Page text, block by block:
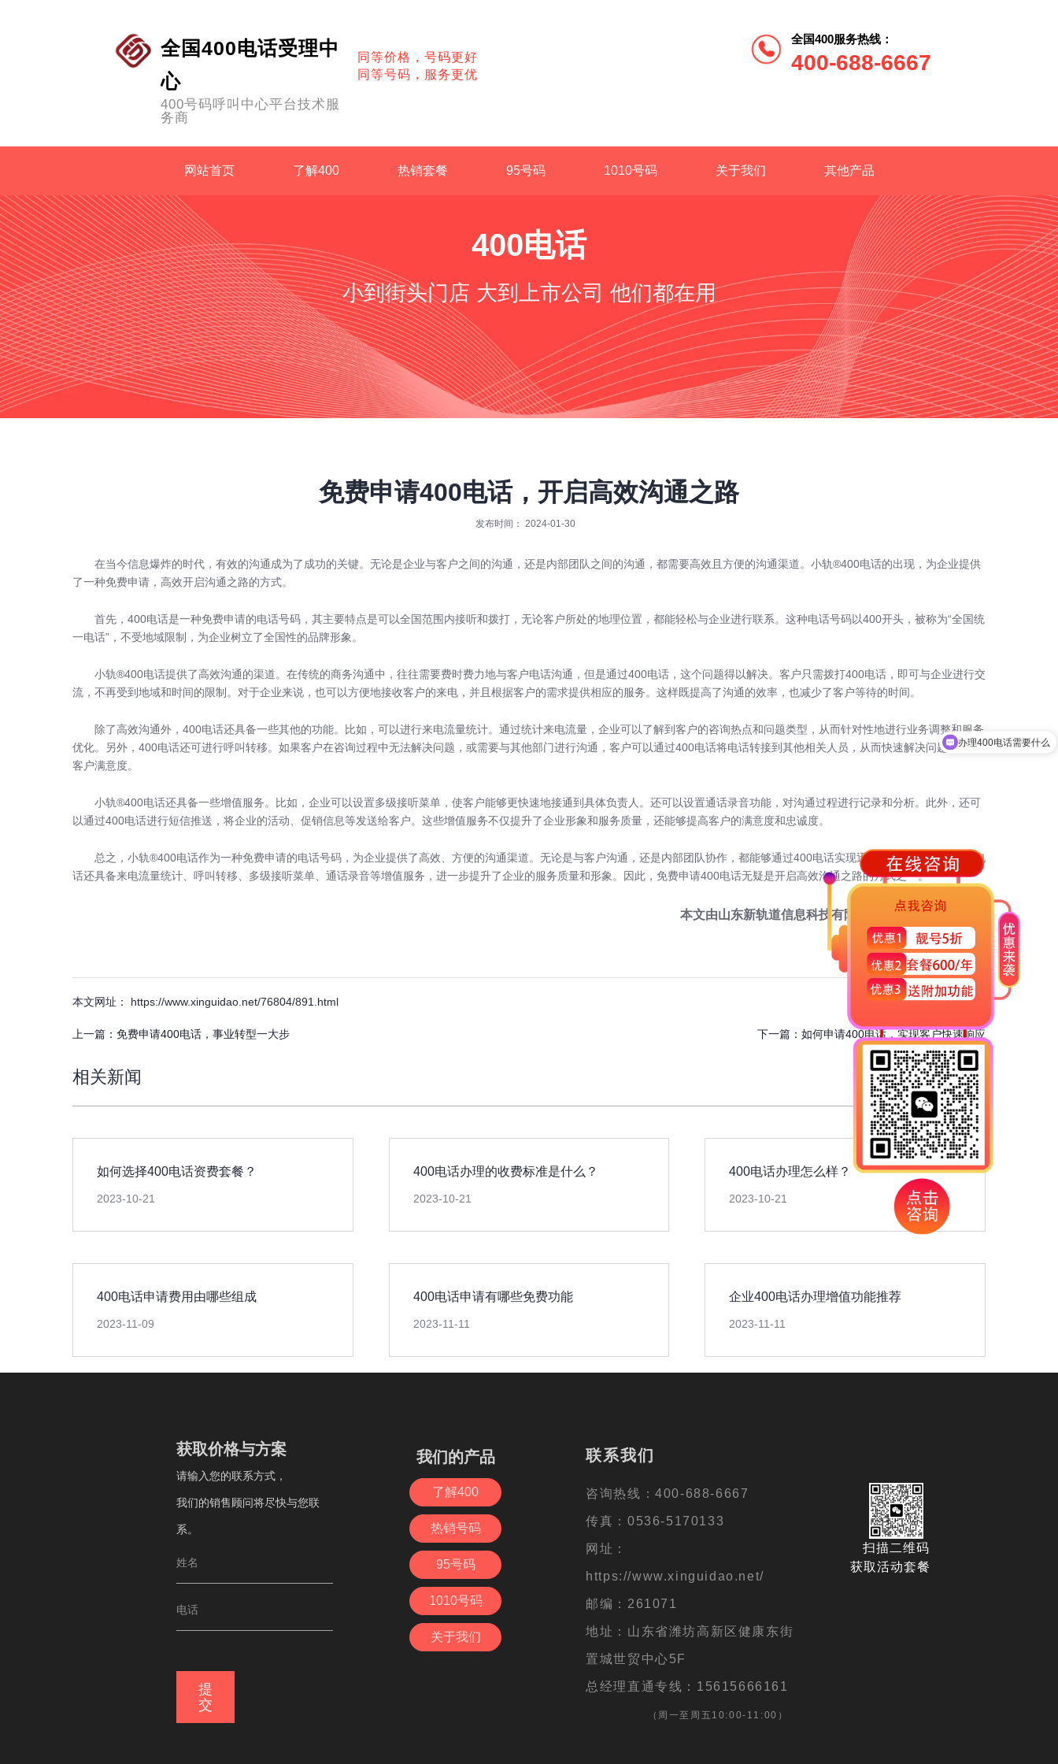
全国400电话受理中
心
400号码呼叫中心平台技术服
务商
同等价格，号码更好
同等号码，服务更优
全国400服务热线：
400-688-6667
网站首页 了解400 热销套餐 95号码 1010号码 关于我们 其他产品
400电话
小到街头门店 大到上市公司 他们都在用
免费申请400电话，开启高效沟通之路
发布时间： 2024-01-30
在当今信息爆炸的时代，有效的沟通成为了成功的关键。无论是企业与客户之间的沟通，还是内部团队之间的沟通，都需要高效且方便的沟通渠道。 小轨®400电话的出现，为企业提供
了一种免费申请，高效开启沟通之路的方式。
首先，400电话是一种免费申请的电话号码，其主要特点是可以全国范围内接听和拨打，无论客户所处的地理位置，都能轻松与企业进行联系。这种电话号码以400开头，被称为“全国统
一电话”，不受地域限制，为企业树立了全国性的品牌形象。
小轨®400电话提供了高效沟通的渠道。在传统的商务沟通中，往往需要费时费力地与客户电话沟通，但是通过400电话，这个问题得以解决。客户只需拨打400电话，即可与企业进行交
流，不再受到地域和时间的限制。对于企业来说，也可以方便地接收客户的来电，并且根据客户的需求提供相应的服务。这样既提高了沟通的效率，也减少了客户等待的时间。
除了高效沟通外，400电话还具备一些其他的功能。比如，可以进行来电流量统计。通过统计来电流量，企业可以了解到客户的咨询热点和问题类型，从而针对性地进行业务调整和服务
优化。另外，400电话还可进行呼叫转移。如果客户在咨询过程中无法解决问题，或需要与其他部门进行沟通，客户可以通过400电话将电话转接到其他相关人员，从而快速解决问题，提升
客户满意度。
小轨®400电话还具备一些增值服务。比如，企业可以设置多级接听菜单，使客户能够更快速地接通到具体负责人。还可以设置通话录音功能，对沟通过程进行记录和分析。此外，还可
以通过400电话进行短信推送，将企业的活动、促销信息等发送给客户。这些增值服务不仅提升了企业形象和服务质量，还能够提高客户的满意度和忠诚度。
总之，小轨®400电话作为一种免费申请的电话号码，为企业提供了高效、方便的沟通渠道。无论是与客户沟通，还是内部团队协作，都能够通过400电话实现迅速的联系。同时，400电
话还具备来电流量统计、呼叫转移、多级接听菜单、通话录音等增值服务，进一步提升了企业的服务质量和形象。因此，免费申请400电话无疑是开启高效沟通之路的方式之一。
本文由山东新轨道信息科技有限公司 提供，点击咨询
本文网址： https://www.xinguidao.net/76804/891.html
上一篇： 免费申请400电话，事业转型一大步 下一篇： 如何申请400电话，实现客户快速响应
相关新闻
如何选择400电话资费套餐？
2023-10-21
400电话办理的收费标准是什么？
2023-10-21
400电话办理怎么样？
2023-10-21
400电话申请费用由哪些组成
2023-11-09
400电话申请有哪些免费功能
2023-11-11
企业400电话办理增值功能推荐
2023-11-11
备案号：鲁ICP备16006621号-5
获取价格与方案
请输入您的联系方式，
我们的销售顾问将尽快与您联系。
我们的产品
了解400
热销号码
95号码
1010号码
关于我们
联系我们
咨询热线：400-688-6667
传真：0536-5170133
网址：https://www.xgd400.cn/
邮编：261071
地址：潍坊高新区健康东街6888
总经理直通专线：15615666161
（周一至周五10:00-11:00）
获取价格与方案
请输入您的联系方式，
我们的销售顾问将尽快与您联
系。
提
交
我们的产品
了解400
热销号码
95号码
1010号码
关于我们
联系我们
咨询热线：400-688-6667
传真：0536-5170133
网址：
https://www.xinguidao.net/
邮编：261071
地址：山东省潍坊高新区健康东街
置城世贸中心5F
总经理直通专线：15615666161
（周一至周五10:00-11:00）
扫描二维码
获取活动套餐
办理400电话需要什么